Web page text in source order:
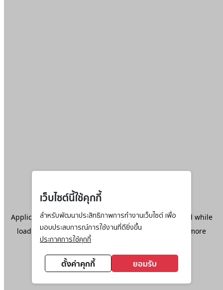
เว็บไซต์นี้ใช้คุกกี้
สำหรับพัฒนาประสิทธิภาพการทำงานเว็บไซต์ เพื่อ
มอบประสบการณ์การใช้งานที่ดียิ่งขึ้น
ประกาศการใช้คุกกี้
ตั้งค่าคุกกี้ ยอมรับ
Application error: aclient-side exception has occurred while
loadingwww.ktc.co.th(see the browser console
for more
information).